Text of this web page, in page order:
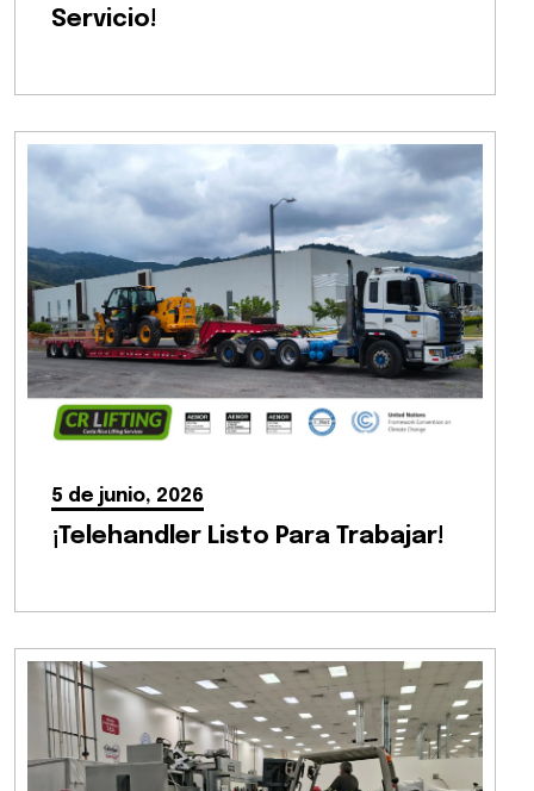
Servicio!
5 de junio, 2026
¡Telehandler Listo Para Trabajar!